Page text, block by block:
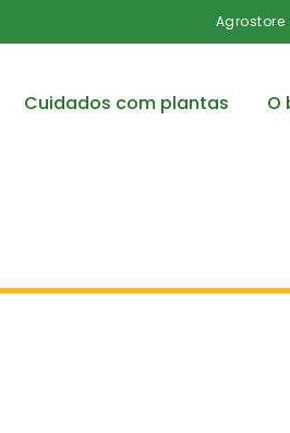
Agrostore
Cuidados com plantas O